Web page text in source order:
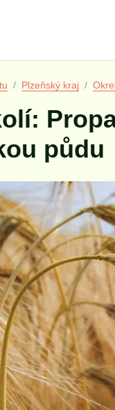
Plzeňský kraj
půdu